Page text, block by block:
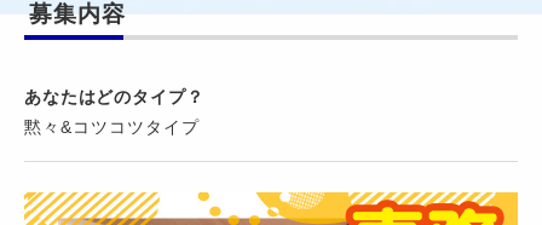
募集内容
あなたはどのタイプ？
黙々&コツコツタイプ